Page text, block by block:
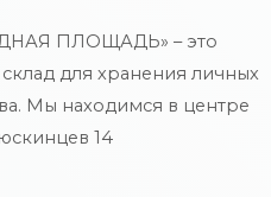
ПЛОЩАДЬ» – это
для хранения личных
Мы находимся в центре
14